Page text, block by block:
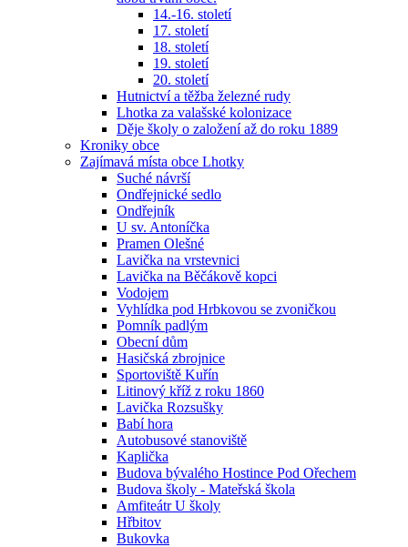
14.-16. století
17. století
18. století
19. století
20. století
Hutnictví a těžba železné rudy
Lhotka za valašské kolonizace
Děje školy o založení až do roku 1889
Kroniky obce
Zajímavá místa obce Lhotky
Suché návrší
Ondřejnické sedlo
Ondřejník
U sv. Antoníčka
Pramen Olešné
Lavička na vrstevnici
Lavička na Běčákově kopci
Vodojem
Vyhlídka pod Hrbkovou se zvoničkou
Pomník padlým
Obecní dům
Hasičská zbrojnice
Sportoviště Kuřín
Litinový kříž z roku 1860
Lavička Rozsušky
Babí hora
Autobusové stanoviště
Kaplička
Budova bývalého Hostince Pod Ořechem
Budova školy - Mateřská škola
Amfiteátr U školy
Hřbitov
Bukovka